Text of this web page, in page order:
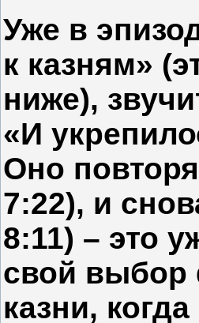
Уже в
к казням»
ниже),
«И
Оно
7:22), и
8:11) – это
свой выбор
казни,